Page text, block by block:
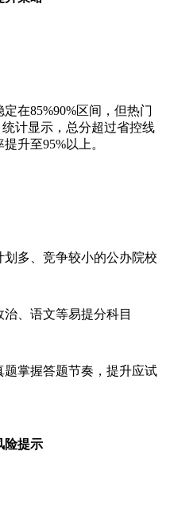
85%90%区间，但热门
计显示，总分超过省控线
升至95%以上。
多、竞争较小的公办院校
、语文等易提分科目
掌握答题节奏，提升应试
提示